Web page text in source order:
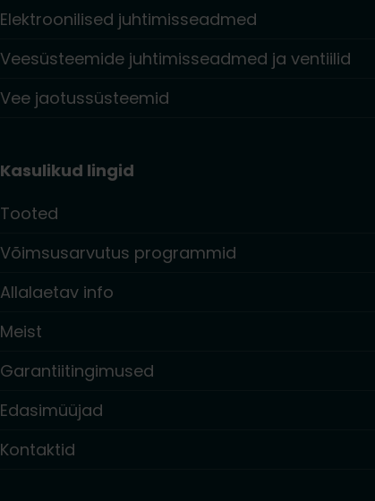
Elektroonilised juhtimisseadmed
Veesüsteemide juhtimisseadmed ja ventiilid
Vee jaotussüsteemid
Kasulikud lingid
Tooted
Võimsusarvutus programmid
Allalaetav info
Meist
Garantiitingimused
Edasimüüjad
Kontaktid